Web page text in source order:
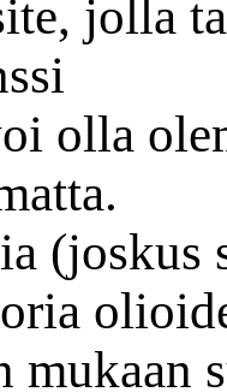
jolla
olla
(joskus
mukaan